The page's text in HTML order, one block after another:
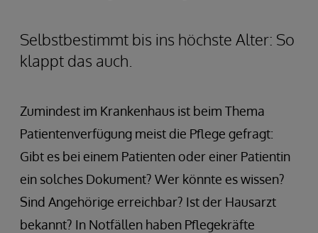
Selbstbestimmt bis ins höchste Alter: So
klappt das auch.
Zumindest im Krankenhaus ist beim Thema
Patientenverfügung meist die Pflege gefragt:
Gibt es bei einem Patienten oder einer Patientin
ein solches Dokument? Wer könnte es wissen?
Sind Angehörige erreichbar? Ist der Hausarzt
bekannt? In Notfällen haben Pflegekräfte